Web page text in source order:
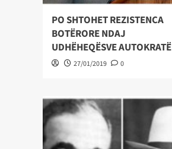
PO SHTOHET REZISTENCA
BOTËRORE NDAJ
UDHËHEQËSVE AUTOKRATË
27/01/2019 0